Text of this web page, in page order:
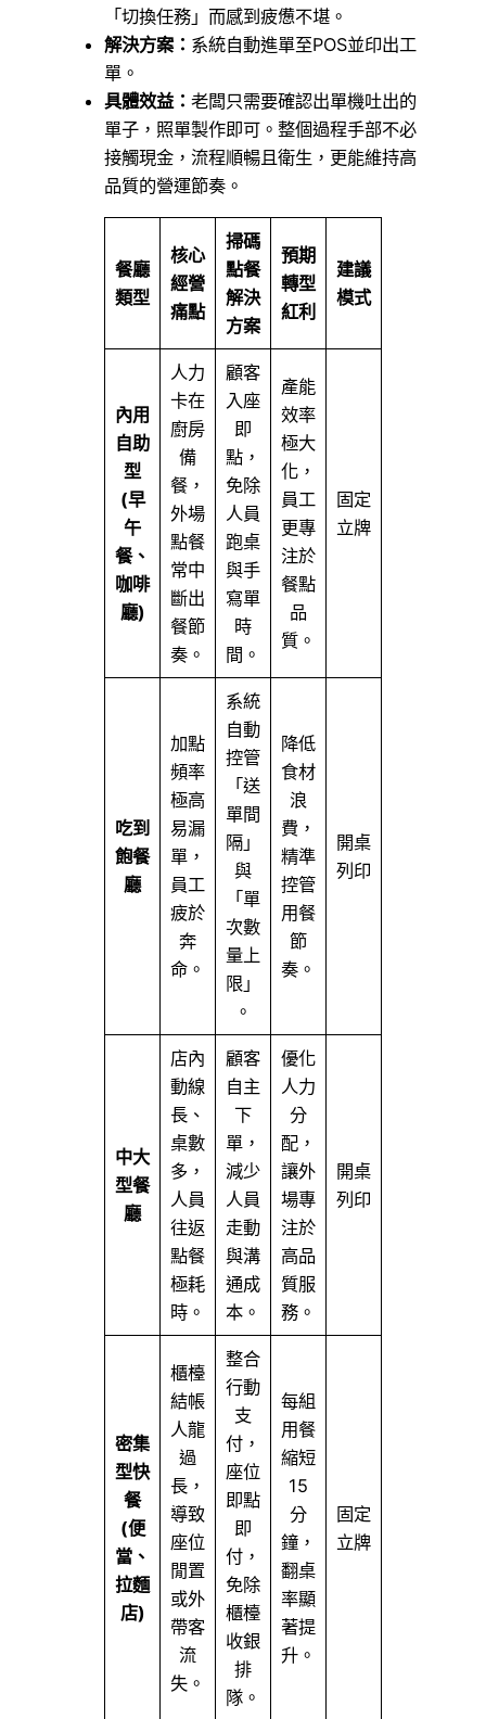
「切換任務」而感到疲憊不堪。
解決方案： 系統自動進單至POS並印出工
單。
具體效益： 老闆只需要確認出單機吐出的
單子，照單製作即可。整個過程手部不必
接觸現金，流程順暢且衛生，更能維持高
品質的營運節奏。
餐廳
類型
核心
經營
痛點
掃碼
點餐
解決
方案
預期
轉型
紅利
建議
模式
內用
自助
型
(早
午
餐、
咖啡
廳)
人力
卡在
廚房
備
餐，
外場
點餐
常中
斷出
餐節
奏。
顧客
入座
即
點，
免除
人員
跑桌
與手
寫單
時
間。
產能
效率
極大
化，
員工
更專
注於
餐點
品
質。
固定
立牌
吃到
飽餐
廳
加點
頻率
極高
易漏
單，
員工
疲於
奔
命。
系統
自動
控管
「送
單間
隔」
與
「單
次數
量上
限」
。
降低
食材
浪
費，
精準
控管
用餐
節
奏。
開桌
列印
中大
型餐
廳
店內
動線
長、
桌數
多，
人員
往返
點餐
極耗
時。
顧客
自主
下
單，
減少
人員
走動
與溝
通成
本。
優化
人力
分
配，
讓外
場專
注於
高品
質服
務。
開桌
列印
密集
型快
餐
(便
當、
拉麵
店)
櫃檯
結帳
人龍
過
長，
導致
座位
閒置
或外
帶客
流
失。
整合
行動
支
付，
座位
即點
即
付，
免除
櫃檯
收銀
排
隊。
每組
用餐
縮短
15
分
鐘，
翻桌
率顯
著提
升。
固定
立牌